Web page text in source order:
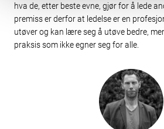
hva de, etter beste evne, gjør for å lede
premiss er derfor at ledelse er en
utøver og kan lære seg å utøve bedre,
praksis som ikke egner seg for alle.